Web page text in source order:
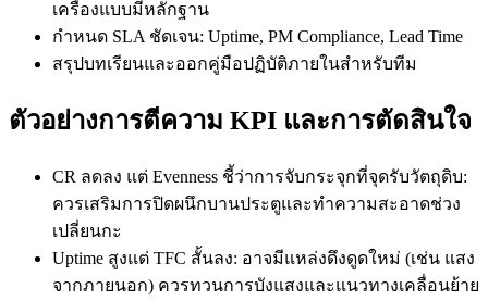
เครื่องแบบมีหลักฐาน
กำหนด SLA ชัดเจน: Uptime, PM Compliance, Lead Time
สรุปบทเรียนและออกคู่มือปฏิบัติภายในสำหรับทีม
ตัวอย่างการตีความ KPI และการตัดสินใจ
CR ลดลง แต่ Evenness ชี้ว่าการจับกระจุกที่จุดรับวัตถุดิบ:
ควรเสริมการปิดผนึกบานประตูและทำความสะอาดช่วง
เปลี่ยนกะ
Uptime สูงแต่ TFC สั้นลง: อาจมีแหล่งดึงดูดใหม่ (เช่น แสง
จากภายนอก) ควรทวนการบังแสงและแนวทางเคลื่อนย้าย